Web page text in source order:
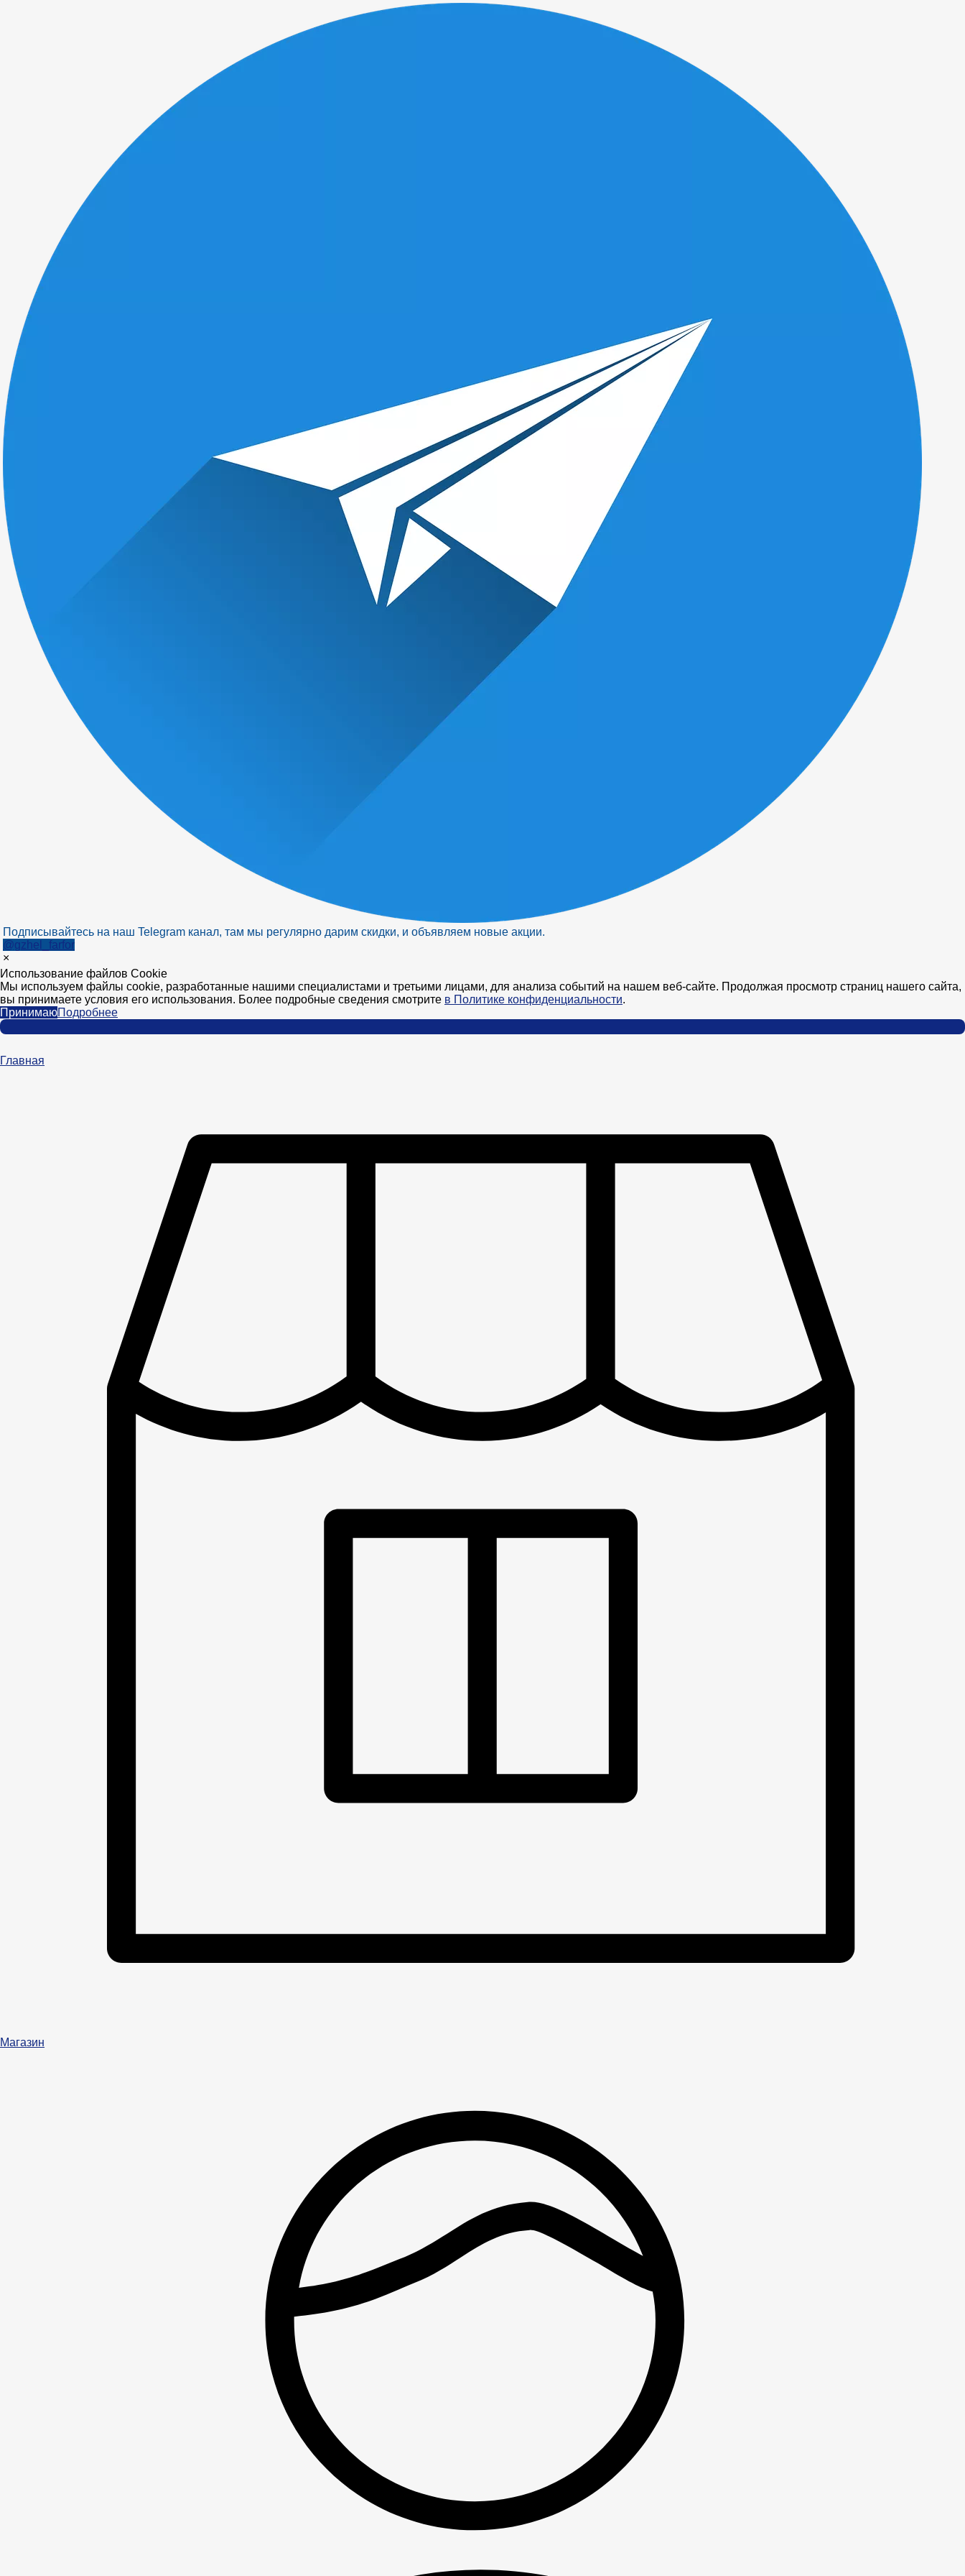
Подписывайтесь на наш Telegram канал, там мы регулярно дарим скидки, и объявляем новые акции.
@gzhel_farfor
×
Использование файлов Cookie
Мы используем файлы cookie, разработанные нашими специалистами и третьими лицами, для анализа событий на нашем веб-сайте. Продолжая просмотр страниц нашего сайта,
вы принимаете условия его использования. Более подробные сведения смотрите в Политике конфиденциальности.
ПринимаюПодробнее
Главная
Магазин